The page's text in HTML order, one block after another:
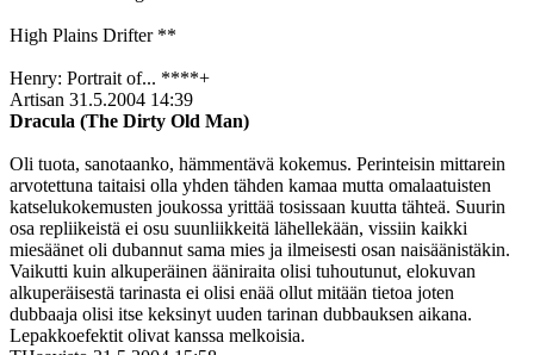
High Plains Drifter **
Henry: Portrait of... ****+
Artisan 31.5.2004 14:39
Dracula (The Dirty Old Man)
Oli tuota, sanotaanko, hämmentävä kokemus. Perinteisin mittarein
arvotettuna taitaisi olla yhden tähden kamaa mutta omalaatuisten
katselukokemusten joukossa yrittää tosissaan kuutta tähteä. Suurin
osa repliikeistä ei osu suunliikkeitä lähellekään, vissiin kaikki
miesäänet oli dubannut sama mies ja ilmeisesti osan naisäänistäkin.
Vaikutti kuin alkuperäinen ääniraita olisi tuhoutunut, elokuvan
alkuperäisestä tarinasta ei olisi enää ollut mitään tietoa joten
dubbaaja olisi itse keksinyt uuden tarinan dubbauksen aikana.
Lepakkoefektit olivat kanssa melkoisia.